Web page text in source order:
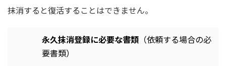
抹消すると復活することはできません。
永久抹消登録に必要な書類（依頼する場合の必
要書類）